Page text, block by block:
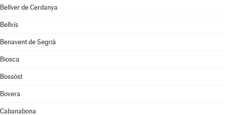
Bellver de Cerdanya
Bellvís
Benavent de Segrià
Biosca
Bossòst
Bovera
Cabanabona